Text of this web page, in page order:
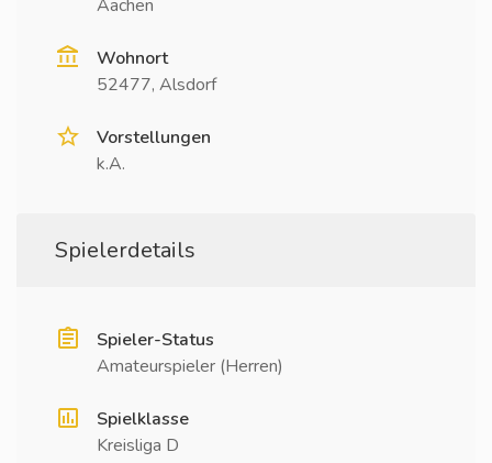
Aachen
Wohnort
52477, Alsdorf
Vorstellungen
k.A.
Spielerdetails
Spieler-Status
Amateurspieler (Herren)
Spielklasse
Kreisliga D